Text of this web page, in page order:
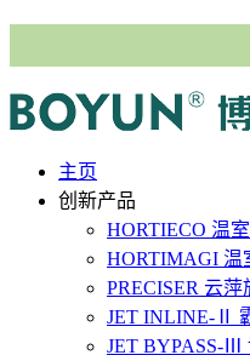
主⻚
创新产品
HORTIECO 温
HORTIMAGI 温
PRECISER 云萍
JET INLINE-Ⅱ
JET BYPASS-Ⅲ